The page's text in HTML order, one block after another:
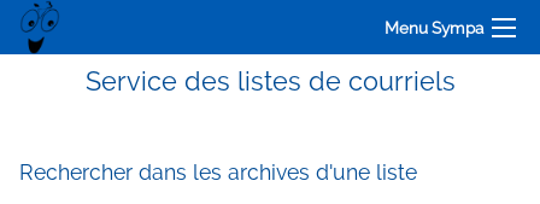
Menu Sympa
Service des listes de courriels
Rechercher dans les archives d'une liste